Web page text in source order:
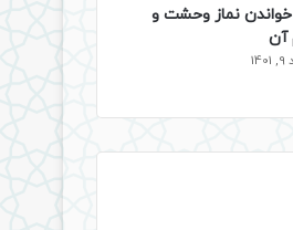
نماز وحشت و
آن